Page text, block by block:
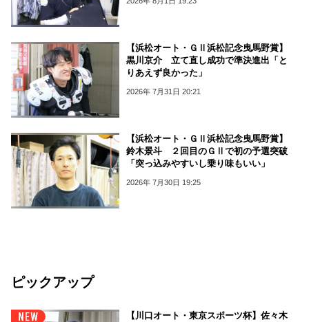
【浜松オート・ＧⅡ浜松記念曳馬野賞】
黒川京介 立て直し成功で準決進出「と
りあえず良かった」
2026年 7月31日 20:21
【浜松オート・ＧⅡ浜松記念曳馬野賞】
鈴木景斗 ２回目のＧⅡで初の予選突破
「突っ込みやすいし乗り味もいい」
2026年 7月30日 19:25
ピックアップ
【川口オート・東京スポーツ杯】佐々木